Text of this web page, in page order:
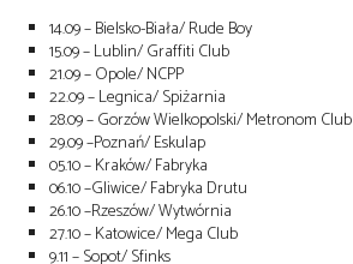
14.09 – Bielsko-Biała/ Rude Boy
15.09 – Lublin/ Graffiti Club
21.09 – Opole/ NCPP
22.09 – Legnica/ Spiżarnia
28.09 – Gorzów Wielkopolski/ Metronom Club
29.09 –Poznań/ Eskulap
05.10 – Kraków/ Fabryka
06.10 –Gliwice/ Fabryka Drutu
26.10 –Rzeszów/ Wytwórnia
27.10 – Katowice/ Mega Club
9.11 – Sopot/ Sfinks